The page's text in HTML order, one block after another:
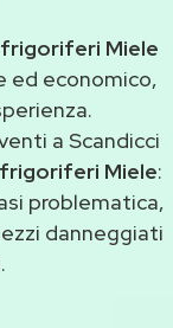
Miele
ed economico,
a Scandicci
frigoriferi Miele:
problematica,
danneggiati